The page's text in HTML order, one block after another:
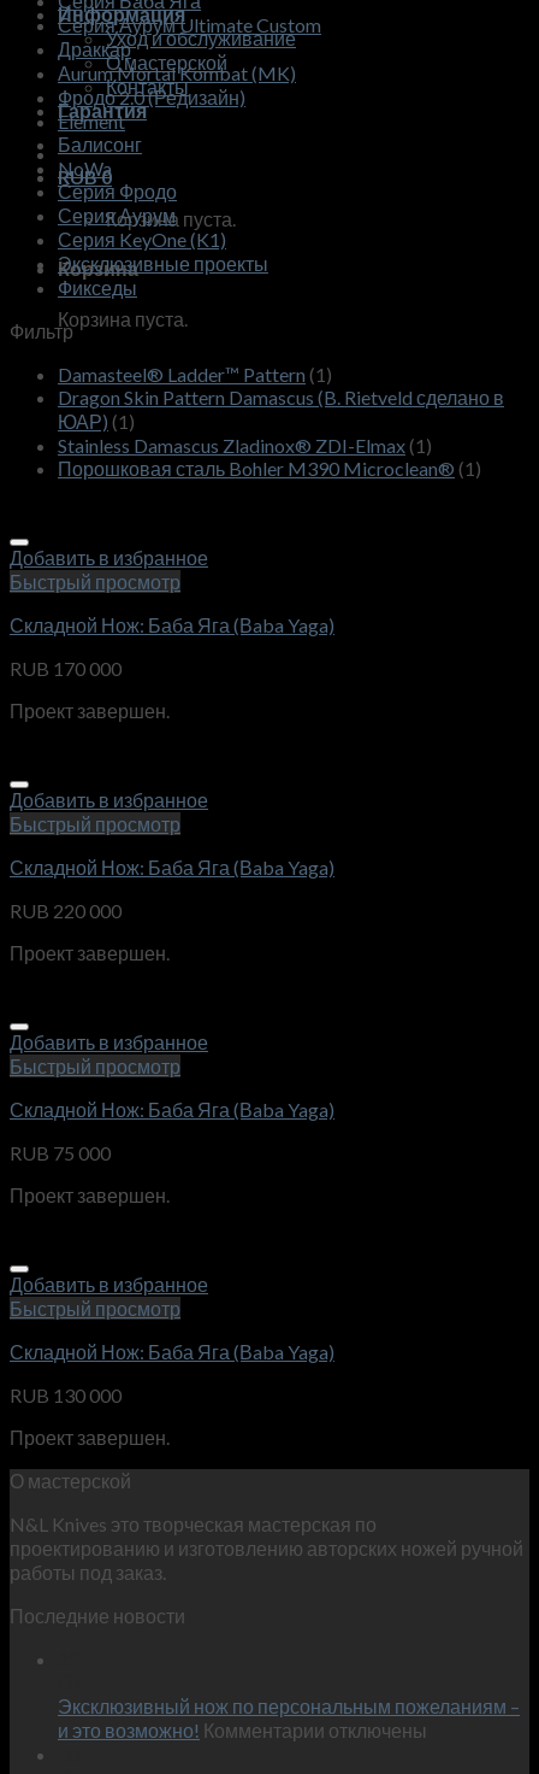
Информация
Уход и обслуживание
О мастерской
Контакты
Гарантия
RUB0
Корзина пуста.
Корзина
Корзина пуста.
Серия Аурум Ultimate Custom
Драккар
Аurum Mortal Kombat (MK)
Фродо 2.0 (Редизайн)
Element
Балисонг
NoWa
Серия Фродо
Серия Аурум
Серия KeyOne (K1)
Эксклюзивные проекты
Фикседы
Фильтр
Damasteel® Ladder™ Pattern (1)
Dragon Skin Pattern Damascus (B. Rietveld сделано в
ЮАР) (1)
Stainless Damascus Zladinox® ZDI-Elmax(1)
Порошковая сталь Bohler M390 Microclean® (1)
Добавить в избранное
Быстрый просмотр
Складной Нож: Баба Яга (Вaba Yaga)
RUB 170 000
Проект завершен.
Добавить в избранное
Быстрый просмотр
Складной Нож: Баба Яга (Вaba Yaga)
RUB 220 000
Проект завершен.
Добавить в избранное
Быстрый просмотр
Складной Нож: Баба Яга (Вaba Yaga)
RUB 75 000
Проект завершен.
Добавить в избранное
Быстрый просмотр
Складной Нож: Баба Яга (Вaba Yaga)
RUB 130 000
Проект завершен.
О мастерской
N&L Knives это творческая мастерская по
проектированию и изготовлению авторских ножей ручной
работы под заказ.
Последние новости
Эксклюзивный нож по персональным пожеланиям –
и это возможно! Комментарии котключены